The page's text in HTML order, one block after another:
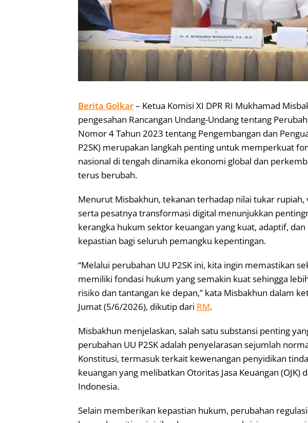
Berita Golkar– Ketua Komisi XI DPR RI Mukhamad
pengesahan Rancangan Undang-Undang tentang
Nomor 4 Tahun 2023 tentang Pengembangan dan
P2SK) merupakan langkah penting untuk memperkuat
nasional di tengah dinamika ekonomi global dan
terus berubah.
Menurut Misbakhun, tekanan terhadap nilai tukar rupiah,
serta pesatnya transformasi digital menunjukkan
kerangka hukum sektor keuangan yang kuat, adaptif,
kepastian bagi seluruh pemangku kepentingan.
“Melalui perubahan UU P2SK ini, kita ingin memastikan
memiliki fondasi hukum yang semakin kuat sehingga
risiko dan tantangan ke depan,” kata Misbakhun dalam
Jumat (5/6/2026), dikutip dari RM.
Misbakhun menjelaskan, salah satu substansi penting
perubahan UU P2SK adalah penyelarasan sejumlah
Konstitusi, termasuk terkait kewenangan penyidikan
keuangan yang melibatkan Otoritas Jasa Keuangan (OJK)
Indonesia.
Selain memberikan kepastian hukum, perubahan